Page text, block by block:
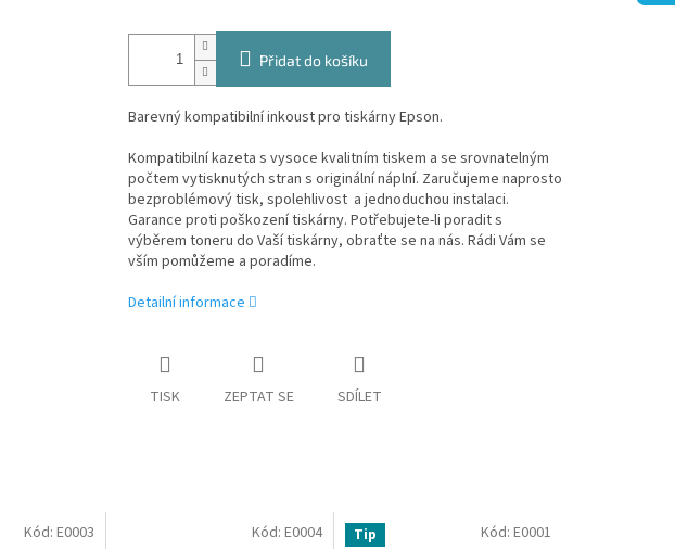
Přidat do košíku
Barevný kompatibilní inkoust pro tiskárny Epson.
Kompatibilní kazeta s vysoce kvalitním tiskem a se srovnatelným
počtem vytisknutých stran s originální náplní. Zaručujeme naprosto
bezproblémový tisk, spolehlivost a jednoduchou instalaci.
Garance proti poškození tiskárny. Potřebujete-li poradit s
výběrem toneru do Vaší tiskárny, obraťte se na nás. Rádi Vám se
vším pomůžeme a poradíme.
Detailní informace
TISK ZEPTAT SE SDÍLET
Kód: E0003 Kód:E0004 Tip Kód: E0001